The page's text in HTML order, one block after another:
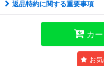
返品特約に関する重要事項
カ
お